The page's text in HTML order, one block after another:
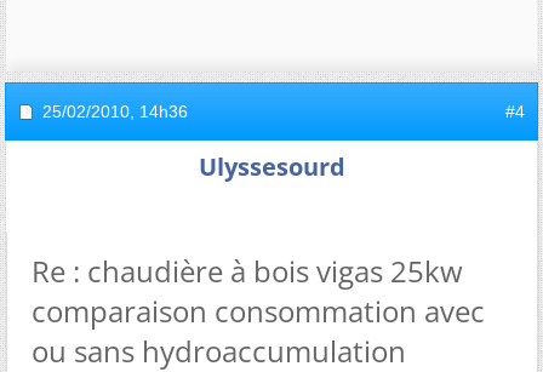
25/02/2010, 14h36 #4
Ulyssesourd
Re : chaudière à bois vigas 25kw
comparaison consommation avec
ou sans hydroaccumulation